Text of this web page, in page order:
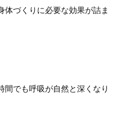
づくりに必要な効果が詰ま
でも呼吸が自然と深くなり